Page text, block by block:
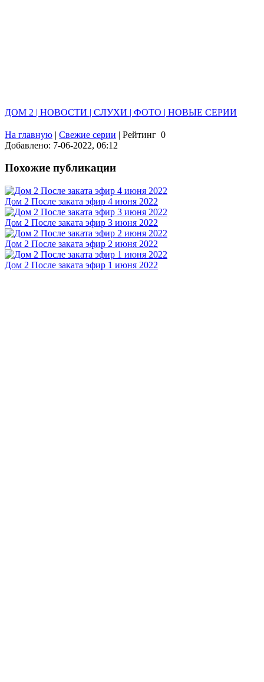
ДОМ 2 | НОВОСТИ | СЛУХИ | ФОТО | НОВЫЕ СЕРИИ
На главную | Свежие серии | Рейтинг 0
Добавлено: 7-06-2022, 06:12
Похожие публикации
Дом 2 После заката эфир 4 июня 2022
Дом 2 После заката эфир 3 июня 2022
Дом 2 После заката эфир 2 июня 2022
Дом 2 После заката эфир 1 июня 2022